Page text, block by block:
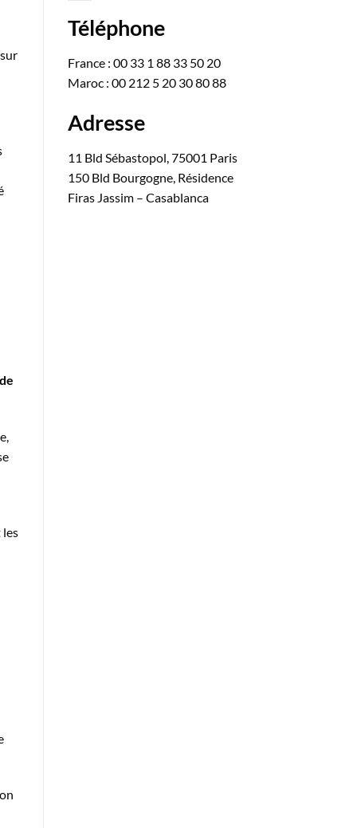
Téléphone
France : 00 33 1 88 33 50 20
Maroc : 00 212 5 20 30 80 88
Adresse
11 Bld Sébastopol, 75001 Paris
150 Bld Bourgogne, Résidence
Firas Jassim – Casablanca